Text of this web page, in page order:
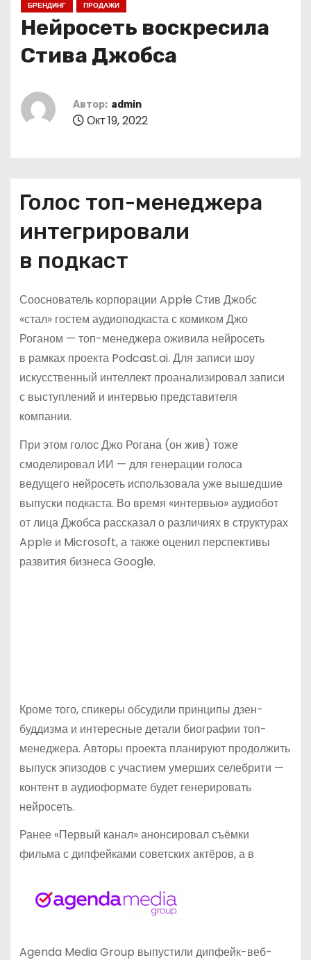
БРЕНДИНГ ПРОДАЖИ
Нейросеть воскресила
Стива Джобса
Автор: admin
Окт 19, 2022
Голос топ-менеджера
интегрировали
в подкаст
Сооснователь корпорации Apple Стив Джобс
«стал» гостем аудиоподкаста с комиком Джо
Роганом — топ-менеджера оживила нейросеть
в рамках проекта Podcast.ai. Для записи шоу
искусственный интеллект проанализировал записи
с выступлений и интервью представителя
компании.
При этом голос Джо Рогана (он жив) тоже
смоделировал ИИ — для генерации голоса
ведущего нейросеть использовала уже вышедшие
выпуски подкаста. Во время «интервью» аудиобот
от лица Джобса рассказал о различиях в структурах
Apple и Microsoft, а также оценил перспективы
развития бизнеса Google.
Кроме того, спикеры обсудили принципы дзен-
буддизма и интересные детали биографии топ-
менеджера. Авторы проекта планируют продолжить
выпуск эпизодов с участием умерших селебрити —
контент в аудиоформате будет генерировать
нейросеть.
Ранее «Первый канал» анонсировал съёмки
фильма с дипфейками советских актёров, а в
Agenda Media Group выпустили дипфейк-веб-